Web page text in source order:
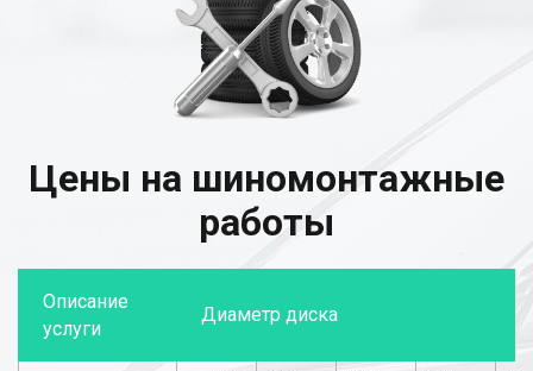
Цены на шиномонтажные
работы
Описание
услуги
Диаметр диска